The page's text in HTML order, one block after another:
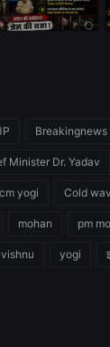
Breakingnews
Minister Dr. Yadav
cm yogi Cold
mohan pm
vishnu yogi